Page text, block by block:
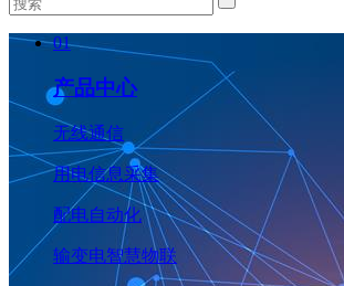
01
产品中心
无线通信
用电信息采集
配电自动化
输变电智慧物联